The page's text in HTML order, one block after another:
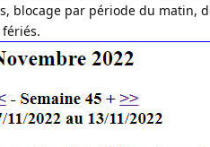
blocage par période du matin,